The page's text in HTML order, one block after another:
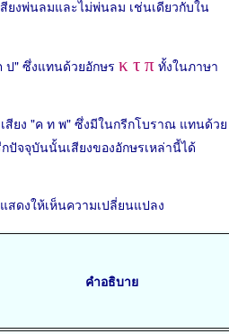
ยงพ่นลมและไม่พ่นลม เช่นเดียวกับใน
ป" ซึ่งแทนด้วยอักษร κ τ π ทั้งในภาษา
สียง "ค ท พ" ซึ่งมีในกรีกโบราณ แทนด้วย
ปัจจุบันนั้นเสียงของอักษรเหล่านี้ได้
สดงให้เห็นความเปลี่ยนแปลง
คำอธิบาย